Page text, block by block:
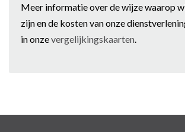
Meer informatie over de wijze waarop
zijn en de kosten van onze
in onzevergelijkingskaarten